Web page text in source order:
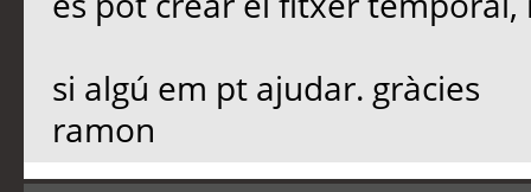
si algú em pt ajudar. gràcies
ramon